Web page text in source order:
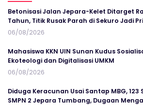
Betonisasi Jalan Jepara-Kelet Ditarget
Tahun, Titik Rusak Parah di Sekuro Jadi
06/08/2026
Mahasiswa KKN UIN Sunan Kudus
Ekoteologi dan Digitalisasi UMKM
06/08/2026
Diduga Keracunan Usai Santap MBG, 123
SMPN 2 Jepara Tumbang, Dugaan